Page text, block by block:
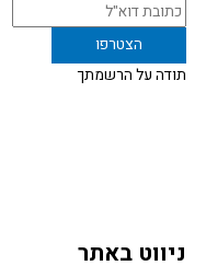
על הרשמתך
aבאתר